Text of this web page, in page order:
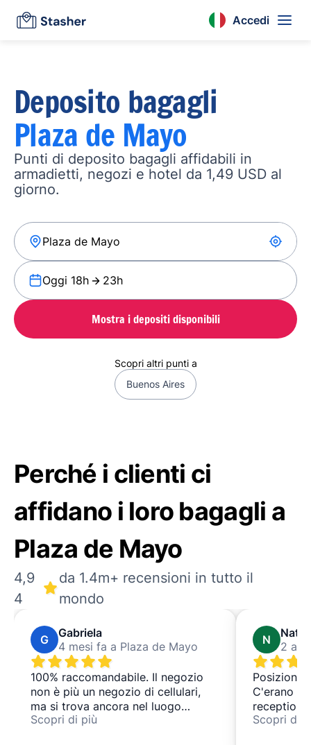
Accedi
Deposito bagagli
Plaza de Mayo
Punti di deposito bagagli affidabili in
armadietti, negozi e hotel da 1,49 USD al
giorno.
Oggi 18h 23h
Mostra i depositi disponibili
Scopri altri punti a
Buenos Aires
Perché i clienti ci
affidano i loro bagagli a
Plaza de Mayo
4,9
4
da 1.4m+ recensioni in tutto il
mondo
G
Gabriela
4 mesi fa a Plaza de Mayo
100% raccomandabile. Il negozio
non è più un negozio di cellulari,
ma si trova ancora nel luogo
indicato. La persona che ci ha
Scopri di più
N
2
Posizione
C'erano
reception
facile
Scopri di